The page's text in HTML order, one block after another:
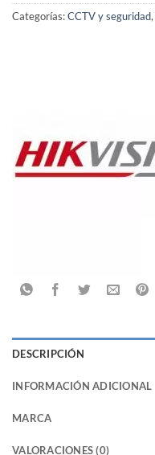
Categorías:CCTV y seguridad,
DESCRIPCIÓN
INFORMACIÓN ADICIONAL
MARCA
VALORACIONES (0)